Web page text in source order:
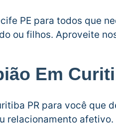
PE para todos que
ou filhos. Aproveite
Em
PR para você que
relacionamento